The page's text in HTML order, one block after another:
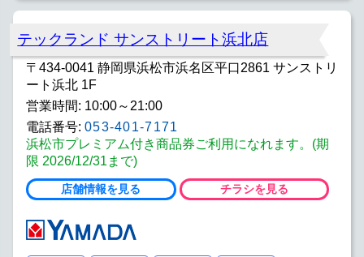
テックランド サンストリート浜北店
〒434-0041 静岡県浜松市浜名区平口2861 サンストリ
ート浜北 1F
営業時間: 10:00～21:00
電話番号: 053-401-7171
浜松市プレミアム付き商品券ご利用になれます。(期
限 2026/12/31まで)
店舗情報を見る チラシを見る